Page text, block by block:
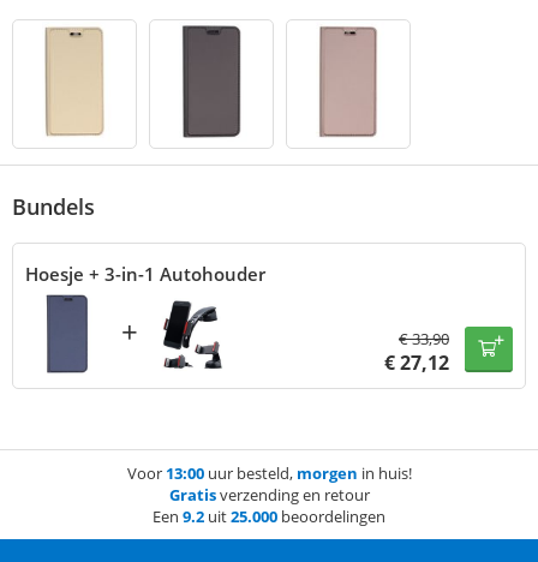
Bundels
Hoesje + 3-in-1 Autohouder
+ €33,90
€27,12
Voor 13:00uur besteld, morgen in huis!
Gratisverzending en retour
Een 9.2 uit25.000 beoordelingen